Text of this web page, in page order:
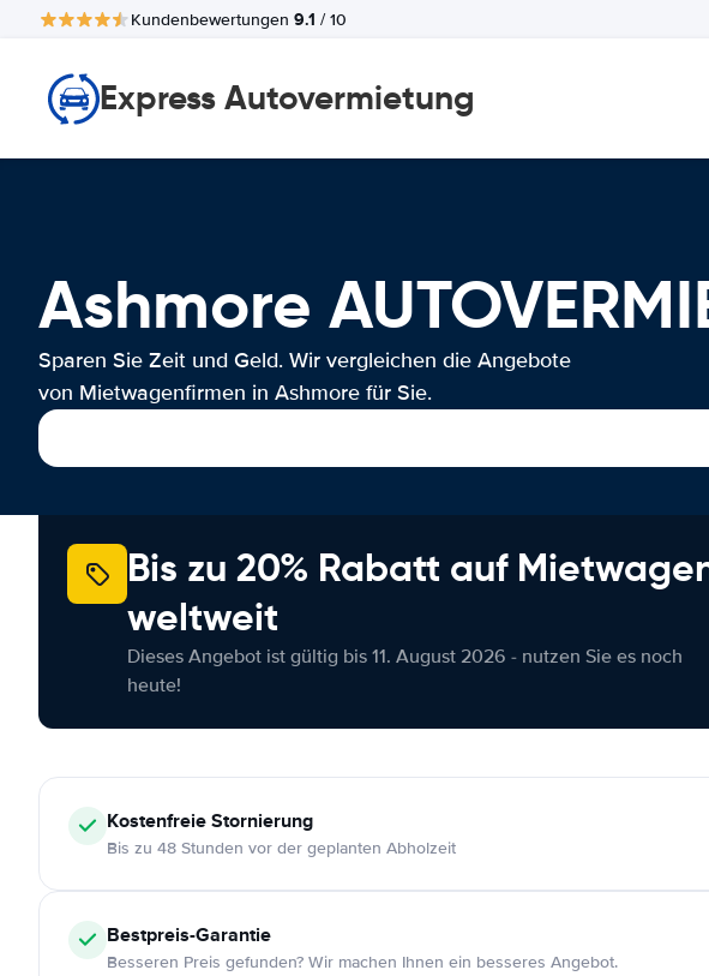
Kundenbewertungen 9.1 / 10
Express Autovermietung
Ashmore
Sparen Sie Zeit und Geld. Wir vergleichen die Angebote
von Mietwagenfirmen in Ashmore für Sie.
Bis zu 20% Rabatt auf
weltweit
Dieses Angebot ist gültig bis 11. August 2026 - nutzen Sie es noch
heute!
KostenfreieStornierung
Bis zu 48 Stunden vor der geplanten Abholzeit
Bestpreis-Garantie
Besseren Preis gefunden? Wir machen Ihnen ein besseres Angebot.